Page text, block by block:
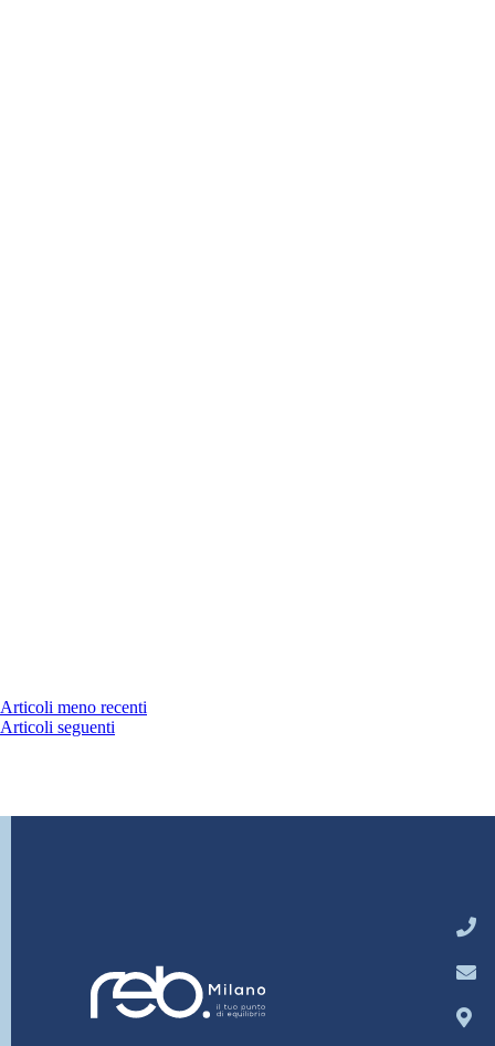
Articoli meno recenti
Articoli seguenti